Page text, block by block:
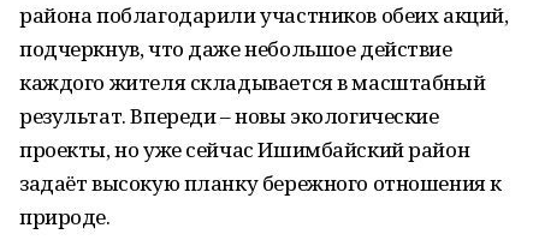
района поблагодарили участников обеих акций,
подчеркнув, что даже небольшое действие
каждого жителя складывается в масштабный
результат. Впереди – новы экологические
проекты, но уже сейчас Ишимбайский район
задаёт высокую планку бережного отношения к
природе.